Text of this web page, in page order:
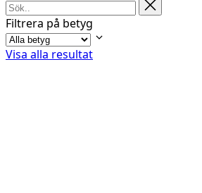
Filtrera på betyg
Visa alla resultat